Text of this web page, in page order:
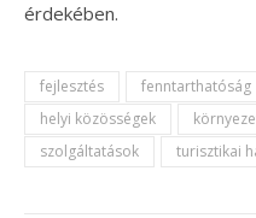
érdekében.
fejlesztés fenntarthatóság
helyi közösségek
szolgáltatások
turisztikai